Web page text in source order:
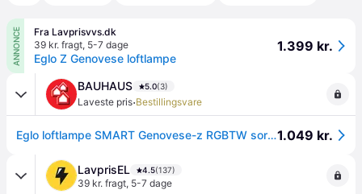
ANNONCE
Fra Lavprisvvs.dk
39 kr. fragt, 5-7 dage
Eglo Z Genovese loftlampe
1.399 kr.
BAUHAUS 5.0(3)
Laveste pris·Bestillingsvare
Eglo loftlampe SMART Genovese-z RGBTW sort/hvid1.049 kr.
LavprisEL 4.5(137)
39 kr. fragt, 5-7 dage